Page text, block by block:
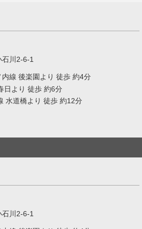
川2-6-1
線 後楽園より 徒歩 約4分
日より 徒歩 約6分
水道橋より 徒歩 約12分
川2-6-1